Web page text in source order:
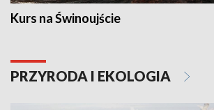
Kurs na Świnoujście
PRZYRODA I EKOLOGIA